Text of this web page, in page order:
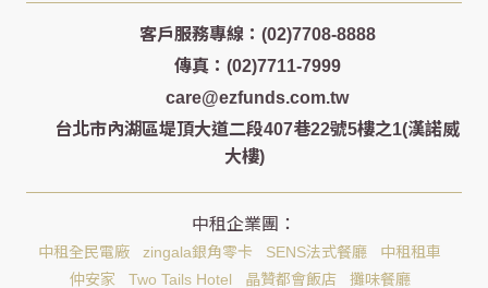
客戶服務專線：(02)7708-8888
傳真：(02)7711-7999
care@ezfunds.com.tw
台北市內湖區堤頂大道二段407巷22號5樓之1(漢諾威
大樓)
中租全民電廠 zingala銀角零卡 SENS法式餐廳
中租租車
仲安家
Two Tails Hotel 晶贊都會飯店 攤味餐廳